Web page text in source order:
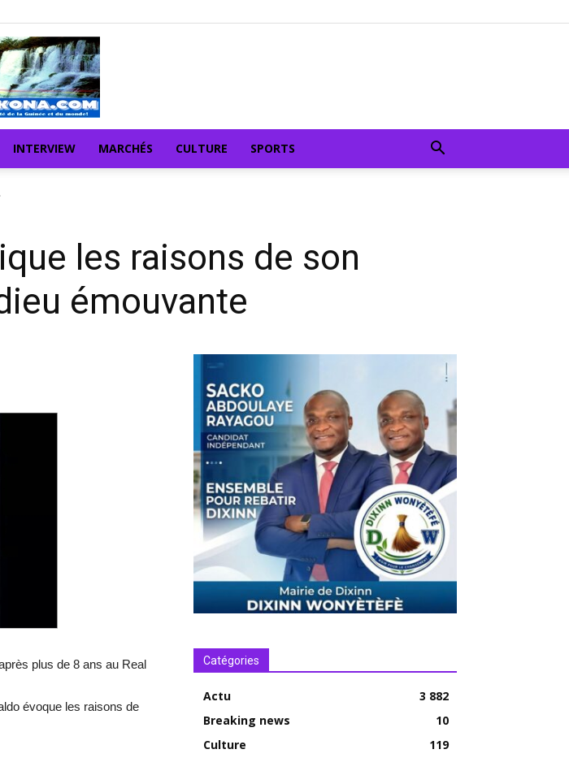
INTERVIEW MARCHÉS CULTURE SPORTS
les raisons de son
émouvante
plus de 8 ans au Real
évoque les raisons de
Catégories
Actu
3 882
Breaking news
10
Culture
119